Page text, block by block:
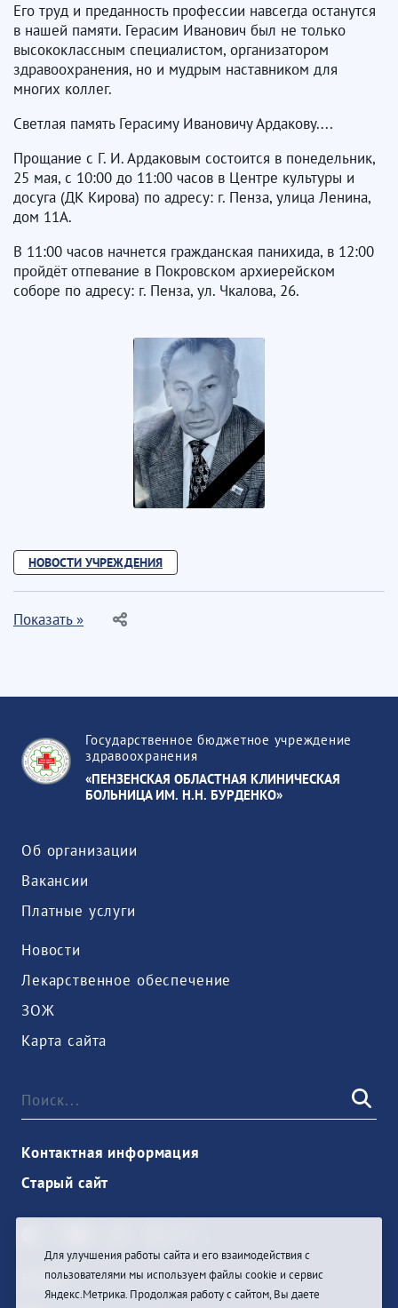
Его труд и преданность профессии навсегда останутся
в нашей памяти. Герасим Иванович был не только
высококлассным специалистом, организатором
здравоохранения, но и мудрым наставником для
многих коллег.
Светлая память Герасиму Ивановичу Ардакову....
Прощание с Г. И. Ардаковым состоится в понедельник,
25 мая, с 10:00 до 11:00 часов в Центре культуры и
досуга (ДК Кирова) по адресу: г. Пенза, улица Ленина,
дом 11А.
В 11:00 часов начнется гражданская панихида, в 12:00
пройдёт отпевание в Покровском архиерейском
соборе по адресу: г. Пенза, ул. Чкалова, 26.
НОВОСТИ УЧРЕЖДЕНИЯ
Показать »
Государственное бюджетное учреждение
здравоохранения
«ПЕНЗЕНСКАЯ ОБЛАСТНАЯ КЛИНИЧЕСКАЯ
БОЛЬНИЦА ИМ. Н.Н. БУРДЕНКО»
Об организации
Вакансии
Платные услуги
Новости
Лекарственное обеспечение
ЗОЖ
Карта сайта
Контактная информация
Старый сайт
Войти
Для улучшения работы сайта и его взаимодействия с
пользователями мы используем файлы cookie и сервис
Яндекс.Метрика. Продолжая работу с сайтом, Вы даете